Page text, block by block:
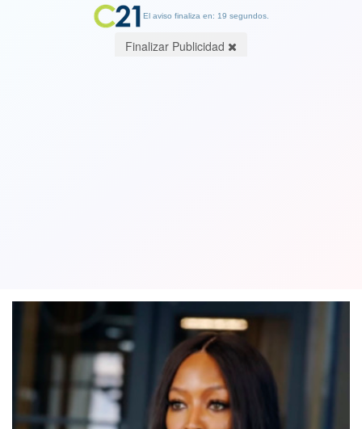
El aviso finaliza en: 19 segundos.
Finalizar Publicidad